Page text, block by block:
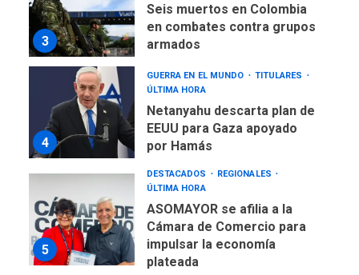
3
Seis muertos en Colombia
en combates contra grupos
armados
4
GUERRA EN EL MUNDO
TITULARES
ÚLTIMA HORA
Netanyahu descarta plan de
EEUU para Gaza apoyado
por Hamás
5
DESTACADOS
REGIONALES
ÚLTIMA HORA
ASOMAYOR se afilia a la
Cámara de Comercio para
impulsar la economía
plateada